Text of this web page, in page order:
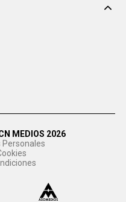
MEDIOS 2026
Personales